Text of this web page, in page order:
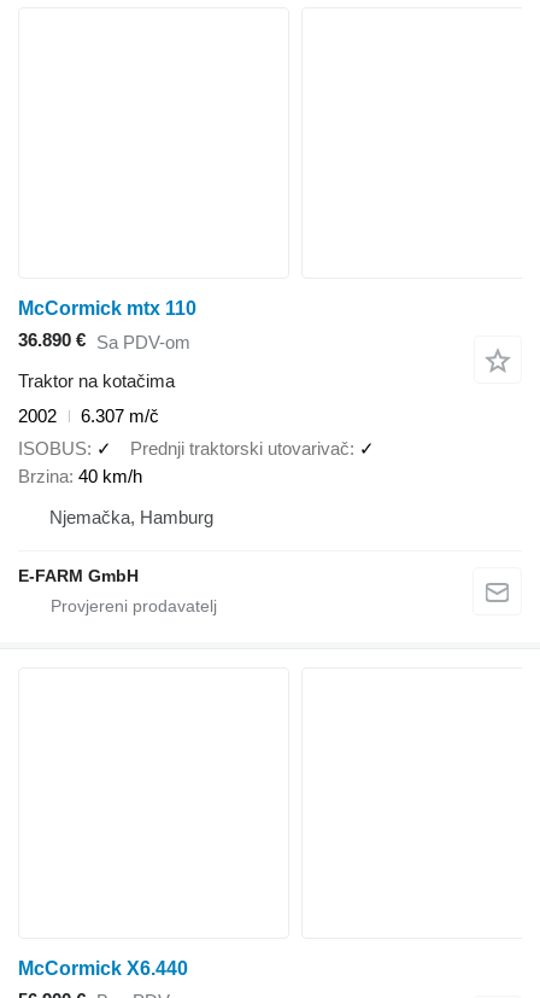
McCormick mtx 110
36.890 € Sa PDV-om
Traktor na kotačima
2002
6.307 m/č
ISOBUS ✓ Prednji traktorski utovarivač
✓
Brzina 40 km/h
Njemačka, Hamburg
E-FARM GmbH
McCormick X6.440